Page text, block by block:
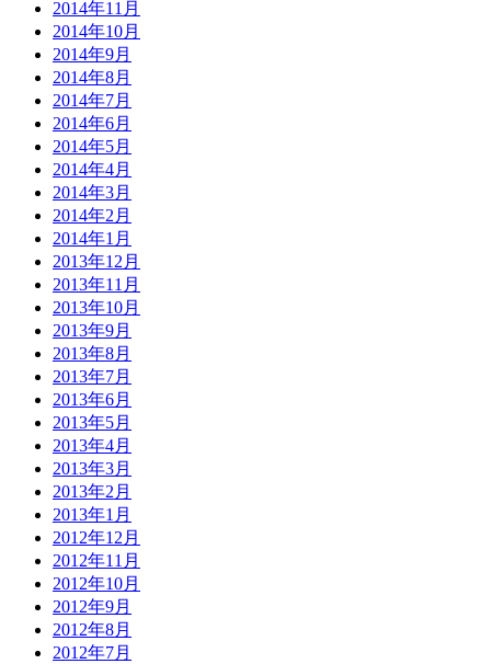
2014年11月
2014年10月
2014年9月
2014年8月
2014年7月
2014年6月
2014年5月
2014年4月
2014年3月
2014年2月
2014年1月
2013年12月
2013年11月
2013年10月
2013年9月
2013年8月
2013年7月
2013年6月
2013年5月
2013年4月
2013年3月
2013年2月
2013年1月
2012年12月
2012年11月
2012年10月
2012年9月
2012年8月
2012年7月